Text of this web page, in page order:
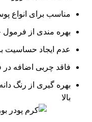
مناسب برای انواع
بهره مندی از فرمول
عدم ایجاد
فاقد چربی اضافه در
بهره گیری از رنگ
بالا